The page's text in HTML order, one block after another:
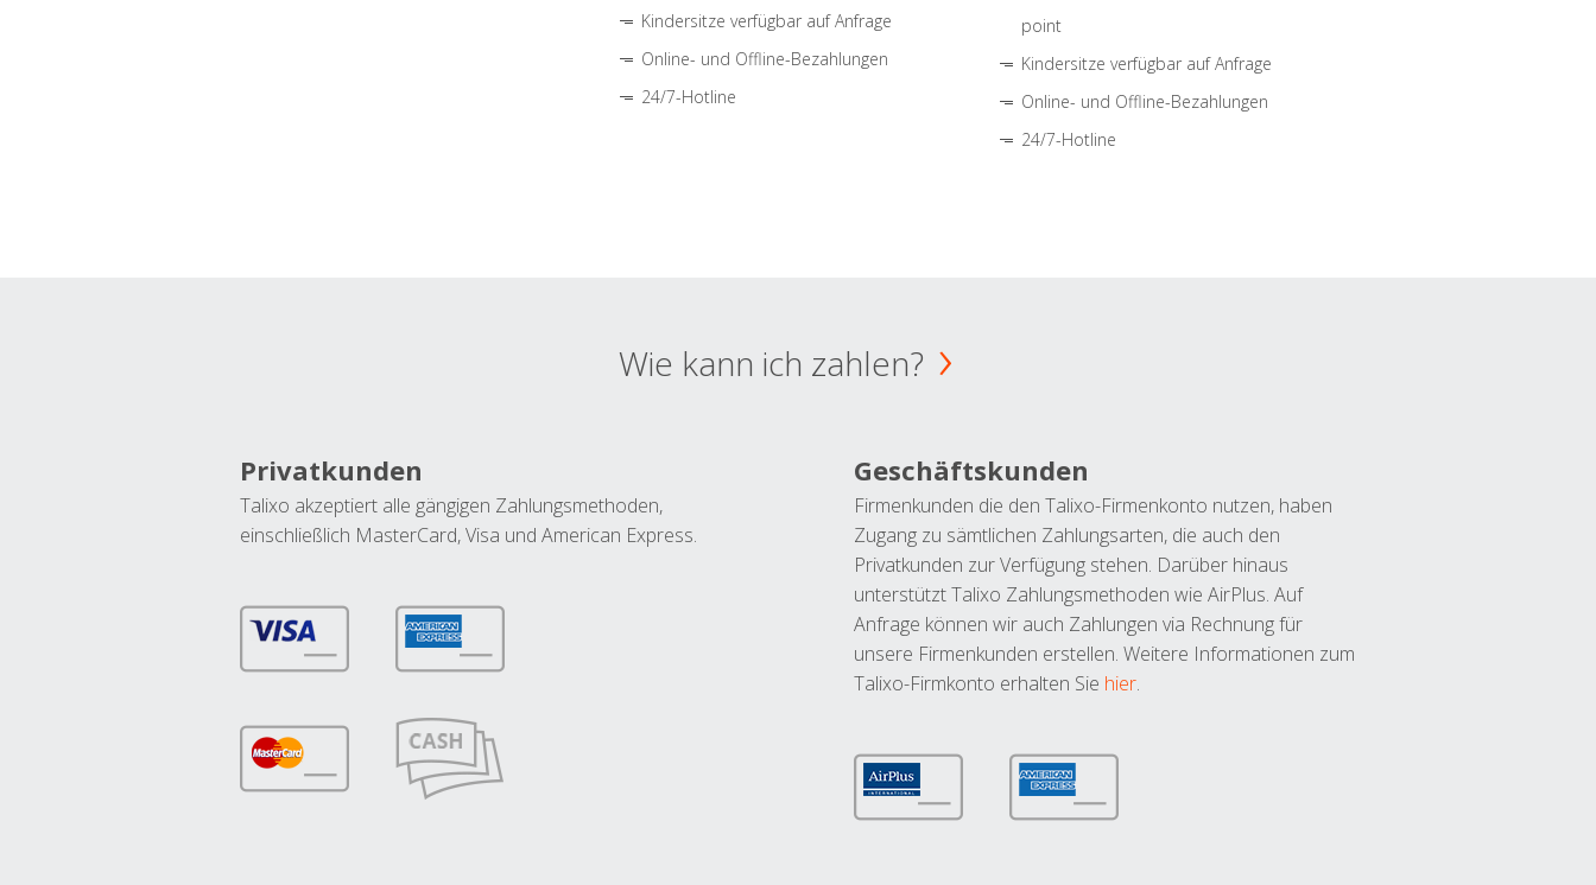
Kindersitze verfügbar auf Anfrage
Online- und Offline-Bezahlungen
24/7-Hotline
point
Kindersitze verfügbar auf Anfrage
Online- und Offline-Bezahlungen
24/7-Hotline
Wie kann ich zahlen?
Privatkunden
Talixo akzeptiert alle gängigen Zahlungsmethoden,
einschließlich MasterCard, Visa und American Express.
Geschäftskunden
Firmenkunden die den Talixo-Firmenkonto nutzen, haben
Zugang zu sämtlichen Zahlungsarten, die auch den
Privatkunden zur Verfügung stehen. Darüber hinaus
unterstützt Talixo Zahlungsmethoden wie AirPlus. Auf
Anfrage können wir auch Zahlungen via Rechnung für
unsere Firmenkunden erstellen. Weitere Informationen zum
Talixo-Firmkonto erhalten Sie hier.